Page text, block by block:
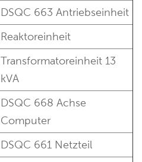
DSQC 663 Antriebseinheit
Reaktoreinheit
Transformatoreinheit 13
kVA
DSQC 668 Achse
Computer
DSQC 661 Netzteil